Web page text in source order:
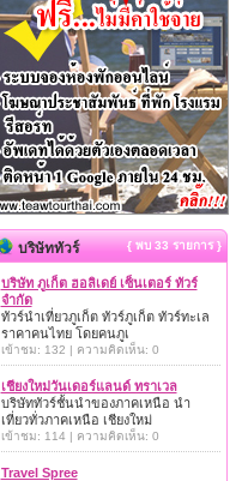
บริษัททัวร์ { พบ 33 รายการ }
บริษัท ภูเก็ต ฮอลิเดย์ เซ็นเตอร์ ทัวร์
จำกัด
ทัวร์นำเที่ยวภูเก็ต ทัวร์ภูเก็ต ทัวร์ทะเล
ราคาคนไทย โดยคนภูเ
เข้าชม: 132 | ความคิดเห็น: 0
เชียงใหม่วันเดอร์แลนด์ ทราเวล
บริษัททัวร์ชั้นนำของภาคเหนือ นำ
เที่ยวทั่วภาคเหนือ เชียงใหม่
เข้าชม: 114 | ความคิดเห็น: 0
Travel Spree